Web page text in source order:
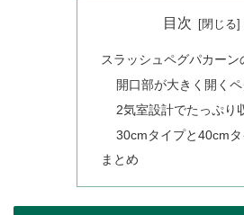
目次
スラッシュペグパカーン
開口部が大きく開く
2気室設計でたっぷり
30cmタイプと40cm
まとめ